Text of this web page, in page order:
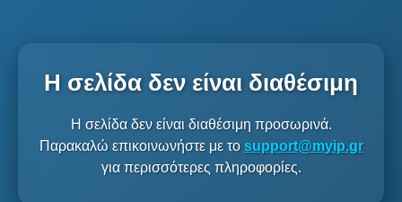
Η σελίδα δεν είναι διαθέσιμη
Η σελίδα δεν είναι διαθέσιμη προσωρινά.
Παρακαλώ επικοινωνήστε με το support@myip.gr
για περισσότερες πληροφορίες.